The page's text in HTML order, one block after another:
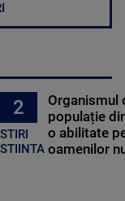
2
STIRI
STIINTA
Organismul
populație
o abilitate
oamenilor